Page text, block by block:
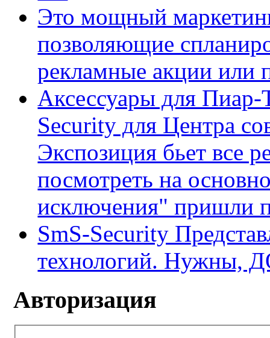
Это мощный
позволяющие
рекламные акции или
Аксессуары для
Security для Центра
Экспозиция бьет все
посмотреть на
исключения" пришли
SmS-Security
технологий. Нужны,
Авторизация